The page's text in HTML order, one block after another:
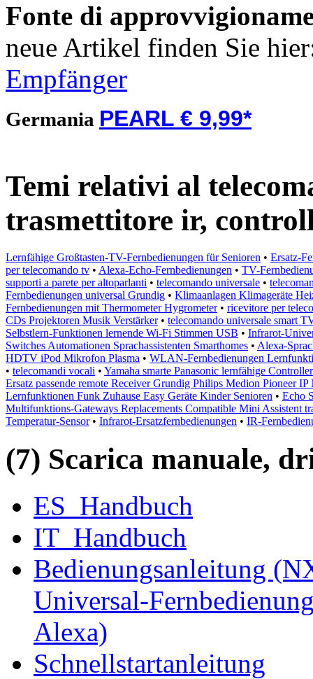
Fonte di
neue Artikel finden Sie
Empfänger
Germania PEARL € 9,99*
Temi relativi al
trasmettitore ir,
Lernfähige Großtasten-TV-Fernbedienungen für Senioren • Ersatz-
per telecomando tv • Alexa-Echo-Fernbedienungen • TV-
supporti a parete per altoparlanti • telecomando universale •
Fernbedienungen universal Grundig • Klimaanlagen Klimageräte
Fernbedienungen mit Thermometer Hygrometer• ricevitore per
CDs Projektoren Musik Verstärker• telecomando universale smart
Selbstlern-Funktionen lernende Wi-Fi Stimmen USB • Infrarot-
Switches Automationen Sprachassistenten Smarthomes • Alexa-
HDTV iPod Mikrofon Plasma • WLAN-Fernbedienungen
• telecomandi vocali • Yamaha smarte Panasonic lernfähige
Ersatz passende remote Receiver Grundig Philips Medion Pioneer IP
Lernfunktionen Funk Zuhause Easy Geräte Kinder Senioren • Echo
Multifunktions-Gateways Replacements Compatible Mini Assistent
Temperatur-Sensor• Infrarot-Ersatzfernbedienungen • IR-
(7) Scarica manuale,
ES_Handbuch
IT_Handbuch
Bedienungsanleitung
Universal-
Alexa)
Schnellstartanleitung